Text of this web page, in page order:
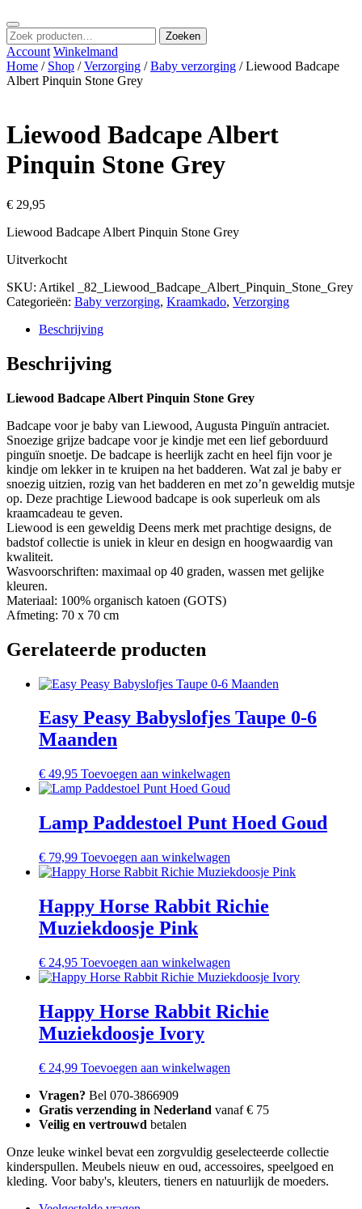
Zoeken
naar:
Zoeken
Account Winkelmand
Home / Shop /Verzorging /Baby verzorging / Liewood Badcape
Albert Pinquin Stone Grey
Liewood Badcape Albert
Pinquin Stone Grey
€ 29,95
Liewood Badcape Albert Pinquin Stone Grey
Uitverkocht
SKU: Artikel _82_Liewood_Badcape_Albert_Pinquin_Stone_Grey
Categorieën: Baby verzorging, Kraamkado, Verzorging
Beschrijving
Beschrijving
Liewood Badcape Albert Pinquin Stone Grey
Badcape voor je baby van Liewood, Augusta Pinguïn antraciet.
Snoezige grijze badcape voor je kindje met een lief geborduurd
pinguïn snoetje. De badcape is heerlijk zacht en heel fijn voor je
kindje om lekker in te kruipen na het badderen. Wat zal je baby er
snoezig uitzien, rozig van het badderen en met zo’n geweldig mutsje
op. Deze prachtige Liewood badcape is ook superleuk om als
kraamcadeau te geven.
Liewood is een geweldig Deens merk met prachtige designs, de
badstof collectie is uniek in kleur en design en hoogwaardig van
kwaliteit.
Wasvoorschriften: maximaal op 40 graden, wassen met gelijke
kleuren.
Materiaal: 100% organisch katoen (GOTS)
Afmeting: 70 x 70 cm
Gerelateerde producten
Easy Peasy Babyslofjes Taupe 0-6
Maanden
€ 49,95 Toevoegen aan winkelwagen
Lamp Paddestoel Punt Hoed Goud
€ 79,99 Toevoegen aan winkelwagen
Happy Horse Rabbit Richie
Muziekdoosje Pink
€ 24,95 Toevoegen aan winkelwagen
Happy Horse Rabbit Richie
Muziekdoosje Ivory
€ 24,99 Toevoegen aan winkelwagen
Vragen? Bel 070-3866909
Gratis verzending in Nederland vanaf € 75
Veilig en vertrouwd betalen
Onze leuke winkel bevat een zorgvuldig geselecteerde collectie
kinderspullen. Meubels nieuw en oud, accessoires, speelgoed en
kleding. Voor baby's, kleuters, tieners en natuurlijk de moeders.